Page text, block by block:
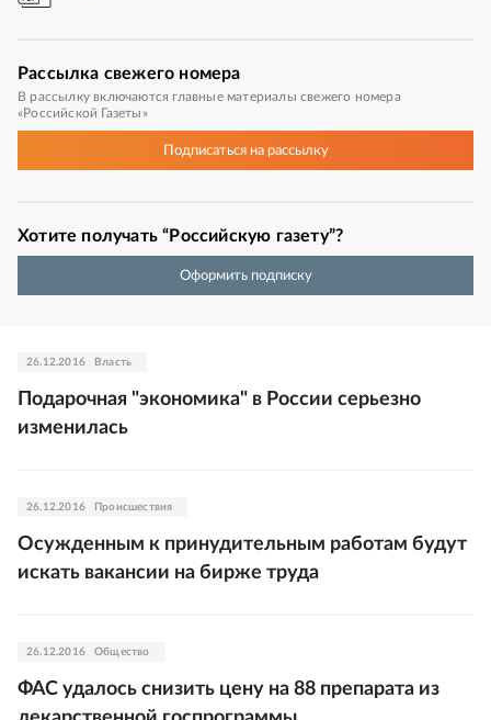
Рассылка свежего номера
В рассылку включаются главные материалы свежего номера
«Российской Газеты»
Подписатьсяна рассылку
Хотите получать “Российскую газету”?
Оформить подписку
26.12.2016 Власть
Подарочная "экономика" в России серьезно
изменилась
26.12.2016 Происшествия
Осужденным к принудительным работам будут
искать вакансии на бирже труда
26.12.2016 Общество
ФАС удалось снизить цену на 88 препарата из